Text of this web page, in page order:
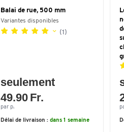
Balai de rue, 500 mm
Variantes disponibles
(1)
seulement
49.90 Fr.
par p.
Délai de livraison : dans 1 semaine